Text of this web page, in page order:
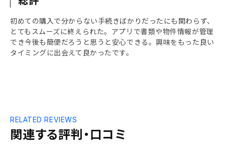
初めての購入で分からない手続きばかりだったにも関わらず、
とてもスムーズに終えられた。アプリで書類や物件情報が管理
でき今後も簡便だろうと思うと安心できる。興味をもった良い
タイミングに出会えて良かったです。
関連する評判・口コミ
RELATED REVIEWS